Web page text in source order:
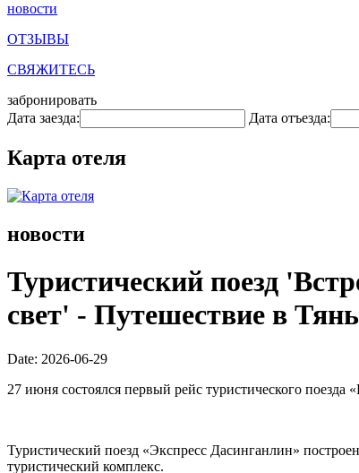
новости
ОТЗЫВЫ
СВЯЖИТЕСЬ
забронировать
Дата заезда:
Дата отъезда:
Карта отеля
новости
Туристический поезд
свет' - Путешествие в
Date: 2026-06-29
27 июня состоялся первый рейс туристического
Туристический поезд «Экспресс Дасинганлин»
туристический комплекс.